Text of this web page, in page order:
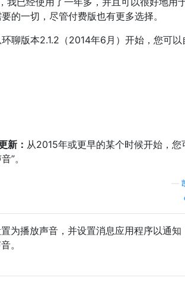
的一切，尽管付费版也有更多选择。
环聊版本2.1.2（2014年6月）开始，您可以
新： 从2015年或更早的某个时候开始，您
”。
为播放声音，并设置消息应用程序以通知
。